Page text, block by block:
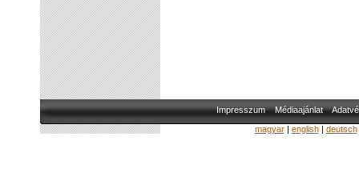
Impresszum Médiaajánlat
magyar| english| deutsch